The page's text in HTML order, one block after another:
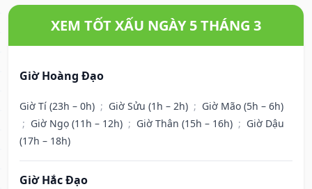
XEM TỐT XẤU NGÀY 5 THÁNG 3
Giờ Hoàng Đạo
Giờ Tí (23h – 0h) ; Giờ Sửu (1h – 2h) ; Giờ Mão (5h – 6h)
; Giờ Ngọ (11h – 12h) ; Giờ Thân (15h – 16h) ; Giờ Dậu
(17h – 18h)
Giờ Hắc Đạo